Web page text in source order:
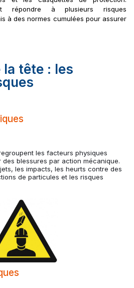
répondre à plusieurs risques
à des normes cumulées pour assurer
la tête : les
les facteurs physiques
blessures par action mécanique.
les impacts, les heurts contre des
de particules et les risques